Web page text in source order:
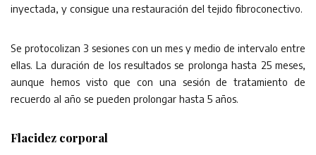
inyectada, y consigue una restauración del tejido fibroconectivo.
Se protocolizan 3 sesiones con un mes y medio de intervalo entre
ellas. La duración de los resultados se prolonga hasta 25 meses,
aunque hemos visto que con una sesión de tratamiento de
recuerdo al año se pueden prolongar hasta 5 años.
Flacidez corporal